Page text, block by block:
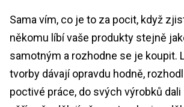
Sama vím, co je to za pocit, když
někomu líbí vaše produkty stejně
samotným a rozhodne se je koupit.
tvorby dávají opravdu hodně,
poctivé práce, do svých výrobků